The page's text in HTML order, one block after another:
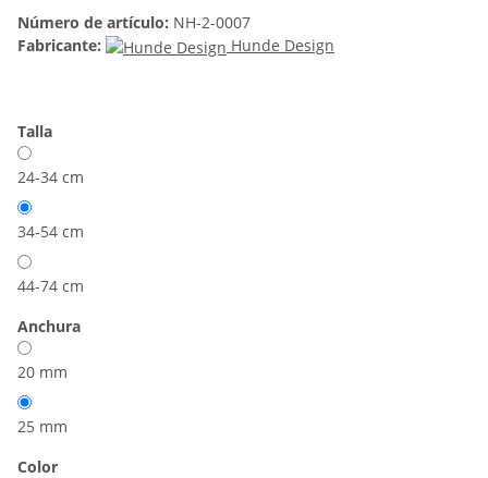
Número de artículo: NH-2-0007
Fabricante:
Hunde Design
Talla
24-34 cm
34-54 cm
44-74 cm
Anchura
20 mm
25 mm
Color